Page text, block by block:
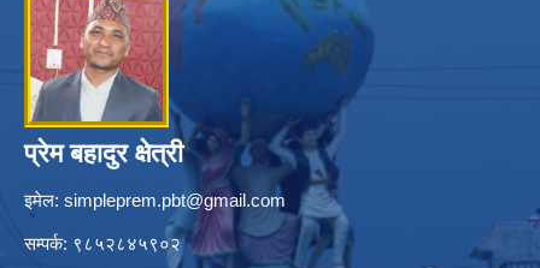
प्रेम बहादुर क्षेत्री
इमेल: simpleprem.pbt@gmail.com
सम्पर्क: ९८५२८४५९०२